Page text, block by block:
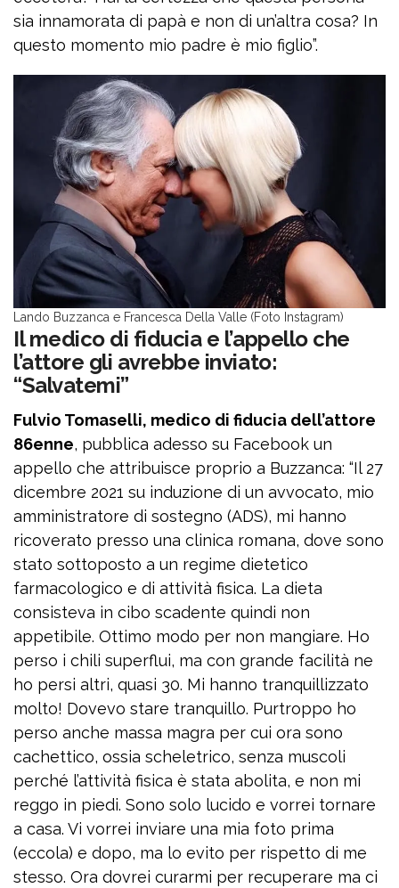
sia innamorata di papà e non di un’altra cosa? In
questo momento mio padre è mio figlio”.
Lando Buzzanca e Francesca Della Valle (Foto Instagram)
Il medico di fiducia e l’appello che
l’attore gli avrebbe inviato:
“Salvatemi”
Fulvio Tomaselli, medico di fiducia dell’attore
86enne, pubblica adesso su Facebook un
appello che attribuisce proprio a Buzzanca: “Il 27
dicembre 2021 su induzione di un avvocato, mio
amministratore di sostegno (ADS), mi hanno
ricoverato presso una clinica romana, dove sono
stato sottoposto a un regime dietetico
farmacologico e di attività fisica. La dieta
consisteva in cibo scadente quindi non
appetibile. Ottimo modo per non mangiare. Ho
perso i chili superflui, ma con grande facilità ne
ho persi altri, quasi 30. Mi hanno tranquillizzato
molto! Dovevo stare tranquillo. Purtroppo ho
perso anche massa magra per cui ora sono
cachettico, ossia scheletrico, senza muscoli
perché l’attività fisica è stata abolita, e non mi
reggo in piedi. Sono solo lucido e vorrei tornare
a casa. Vi vorrei inviare una mia foto prima
(eccola) e dopo, ma lo evito per rispetto di me
stesso. Ora dovrei curarmi per recuperare ma ci